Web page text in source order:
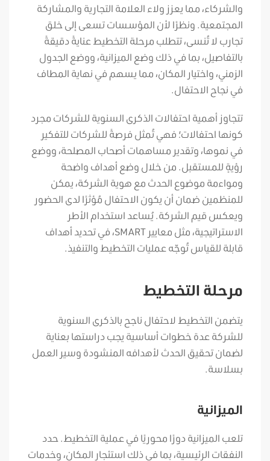
والشركاء، مما يعزز ولاء العلامة التجارية والمشاركة
المجتمعية. ونظرًا لأن المؤسسات تسعى إلى خلق
تجارب لا تُنسى، تتطلب مرحلة التخطيط عنايةً دقيقةً
بالتفاصيل، بما في ذلك وضع الميزانية، ووضع الجدول
الزمني، واختيار المكان، مما يسهم في نهاية المطاف
في نجاح الاحتفال.
تتجاوز أهمية احتفالات الذكرى السنوية للشركات مجرد
كونها احتفالات؛ فهي تُمثل فرصةً للشركات للتفكير
في نموها، وتقدير مساهمات أصحاب المصلحة، ووضع
رؤيةٍ للمستقبل. من خلال وضع أهداف واضحة
ومواءمة موضوع الحدث مع هوية الشركة، يمكن
للمنظمين ضمان أن يكون الاحتفال مُؤثرًا لدى الحضور
ويعكس قيم الشركة. يُساعد استخدام الأطر
الاستراتيجية، مثل معايير SMART، في تحديد أهداف
قابلة للقياس تُوجّه عمليات التخطيط والتنفيذ.
مرحلة التخطيط
يتضمن التخطيط لاحتفال ناجح بالذكرى السنوية
للشركة عدة خطوات أساسية يجب دراستها بعناية
لضمان تحقيق الحدث لأهدافه المنشودة وسير العمل
بسلاسة.
الميزانية
تلعب الميزانية دورًا محوريًا في عملية التخطيط. حدد
النفقات الرئيسية، بما في ذلك استئجار المكان، وخدمات